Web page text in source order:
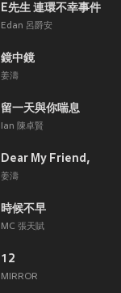
E先生 連環不幸事件
Edan 呂爵安
鏡中鏡
姜濤
留一天與你喘息
Ian 陳卓賢
Dear My Friend,
姜濤
時候不早
MC 張天賦
12
MIRROR